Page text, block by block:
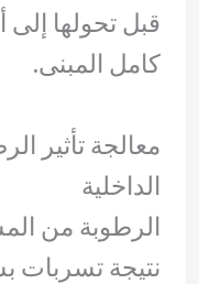
قبل تحولها
كامل المبنى.
معالجة تأثير
الداخلية
الرطوبة من
نتيجة تسربات